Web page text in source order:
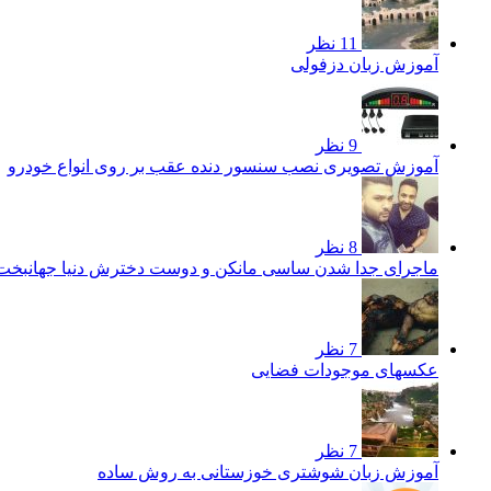
11 نظر
آموزش زبان دزفولی
9 نظر
آموزش تصویری نصب سنسور دنده عقب بر روی انواع خودرو
8 نظر
ماجرای جدا شدن ساسی مانکن و دوست دخترش دنیا
7 نظر
عکسهای موجودات فضایی
7 نظر
آموزش زبان شوشتری خوزستانی به روش ساده